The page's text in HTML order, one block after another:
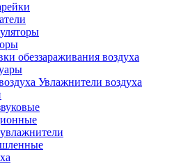
обеззараживания воздуха
Увлажнители воздуха